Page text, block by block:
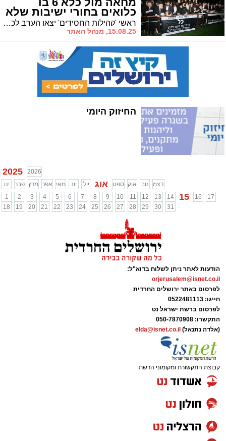
כלואים בחורי ישיבות שלא
התייצבו ראשי 'קהילות החסידים' יצאו הערב לכנס מחאה שנערך מול כלא 6 בו כלואים נכון לעכשיו 7 בחורי ישיבות שלא התייצבו לצה"ל. יהושע פרוכטר צילם
15.08.25, מנהל האתר
החיזוק היומי
2025
2026
ינו
פבר מרץ אפר מאי יונ יול אוג ספט אוק נוב
דצמ
1
2 3 4 5 6 7 8 9 10 11 12 13 14 15 16
17
18
19 20 21 22 23 24 25 26 27 28 29 30 31
הודעות לאתר ניתן לשלוח בדוא"ל:
orjerusalem@isnet.co.il
לפרסום באתר ירושלים החרדית
חייגו: 0522481113
לפרסום ברשת ישראל נט
התקשרו: 050-7870908
(אלדה נתנאל) elda@isnet.co.il
קבוצת התקשורת ומקומוני הרשת: